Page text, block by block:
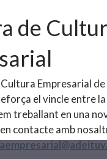
de
Empresarial de
el vincle entre
treballant en una
contacte amb